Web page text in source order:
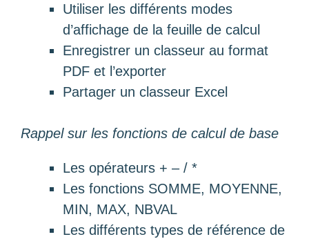
Utiliser les différents modes
d’affichage de la feuille de calcul
Enregistrer un classeur au format
PDF et l’exporter
Partager un classeur Excel
Rappel sur les fonctions de calcul de base
Les opérateurs + – / *
Les fonctions SOMME, MOYENNE,
MIN, MAX, NBVAL
Les différents types de référence de